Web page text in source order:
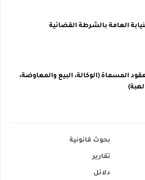
العامة بالشرطة القضائية
المسماة (الوكالة، البيع والمعاوضة،
بحوث قانونية
تقارير
دلائل